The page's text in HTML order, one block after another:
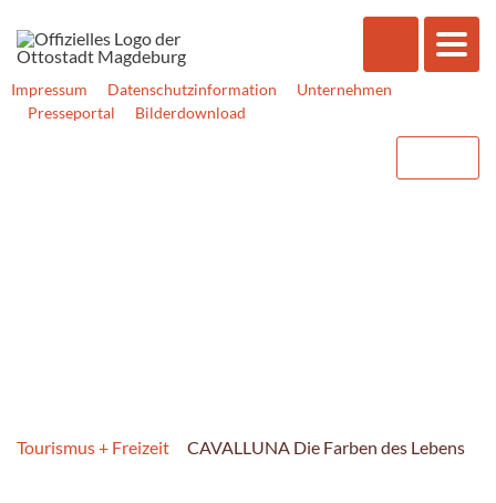
Impressum Datenschutzinformation
Unternehmen
Presseportal
Bilderdownload
Tourismus + Freizeit CAVALLUNA Die Farben des Lebens